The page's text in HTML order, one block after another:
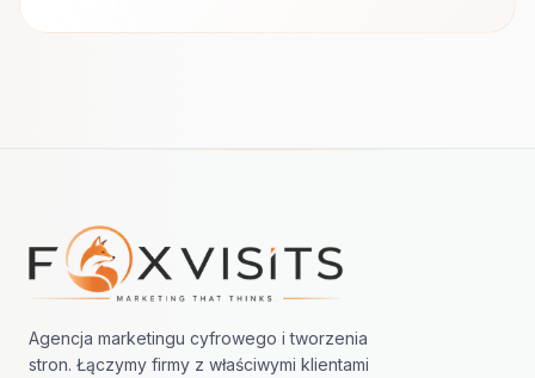
Nawigacja w stopce
Agencja marketingu cyfrowego i tworzenia
stron. Łączymy firmy z właściwymi klientami